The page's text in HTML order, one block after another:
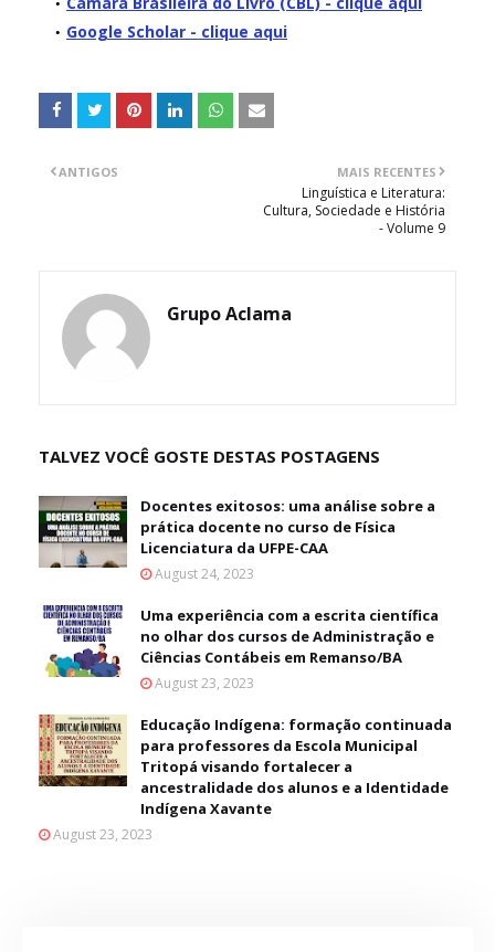
Google Scholar - clique aqui
MAIS RECENTES
Linguística e Literatura:
Cultura, Sociedade e História
- Volume 9
ANTIGOS
Grupo Aclama
TALVEZ VOCÊ GOSTE DESTAS POSTAGENS
Docentes exitosos: uma análise sobre a
prática docente no curso de Física
Licenciatura da UFPE-CAA
August 24, 2023
Uma experiência com a escrita científica
no olhar dos cursos de Administração e
Ciências Contábeis em Remanso/BA
August 23, 2023
Educação Indígena: formação continuada
para professores da Escola Municipal
Tritopá visando fortalecer a
ancestralidade dos alunos e a Identidade
Indígena Xavante
August 23, 2023